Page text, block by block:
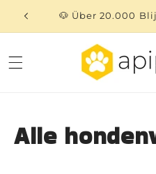
zum
Inhalt
🐶 Über 20.000
Alle